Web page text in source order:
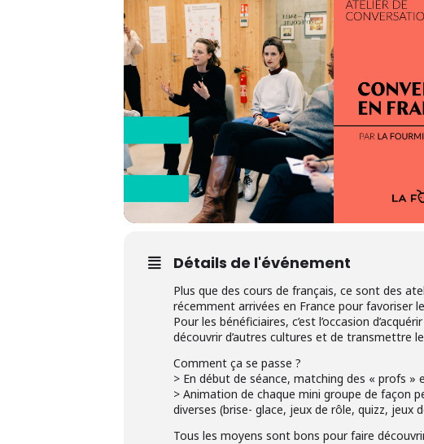
Détails de l'événement
Plus que des cours de français, ce sont des
récemment arrivées en France pour favoriser
Pour les bénéficiaires, c’est l’occasion
découvrir d’autres cultures et de transmettre
Comment ça se passe ?
> En début de séance, matching des « profs
> Animation de chaque mini groupe de façon
diverses (brise- glace, jeux de rôle, quizz, jeux
Tous les moyens sont bons pour faire